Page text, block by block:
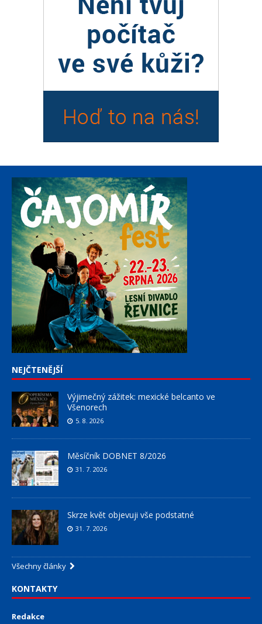
NEJČTENĚJŠÍ
Výjimečný zážitek: mexické belcanto ve
Všenorech
5. 8. 2026
Měsíčník DOBNET 8/2026
31. 7. 2026
Skrze květ objevuji vše podstatné
31. 7. 2026
Všechny články
KONTAKTY
Redakce